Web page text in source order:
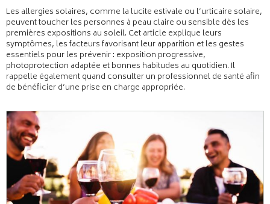
Les allergies solaires, comme la lucite estivale ou l’urticaire solaire,
peuvent toucher les personnes à peau claire ou sensible dès les
premières expositions au soleil. Cet article explique leurs
symptômes, les facteurs favorisant leur apparition et les gestes
essentiels pour les prévenir : exposition progressive,
photoprotection adaptée et bonnes habitudes au quotidien. Il
rappelle également quand consulter un professionnel de santé afin
de bénéficier d’une prise en charge appropriée.